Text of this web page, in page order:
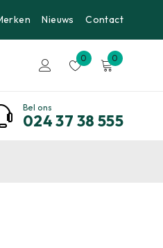
Nieuws Contact
0 0
Bel ons
024 37 38 555